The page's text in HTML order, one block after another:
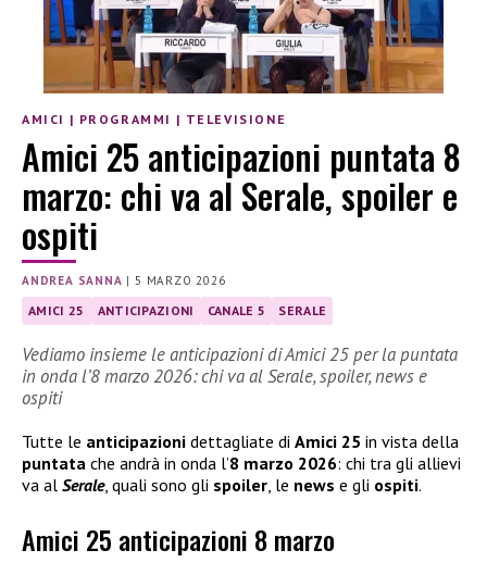
AMICI | PROGRAMMI | TELEVISIONE
Amici 25 anticipazioni puntata 8
marzo: chi va al Serale, spoiler e
ospiti
ANDREA SANNA |5 MARZO 2026
AMICI 25 ANTICIPAZIONI CANALE 5 SERALE
Vediamo insieme le anticipazioni di Amici 25 per la puntata
in onda l’8 marzo 2026: chi va al Serale, spoiler, news e
ospiti
Tutte le anticipazioni dettagliate di Amici 25 in vista della
puntata che andrà in onda l’8 marzo 2026: chi tra gli allievi
va al Serale, quali sono gli spoiler, le news e gli ospiti.
Amici 25 anticipazioni 8 marzo